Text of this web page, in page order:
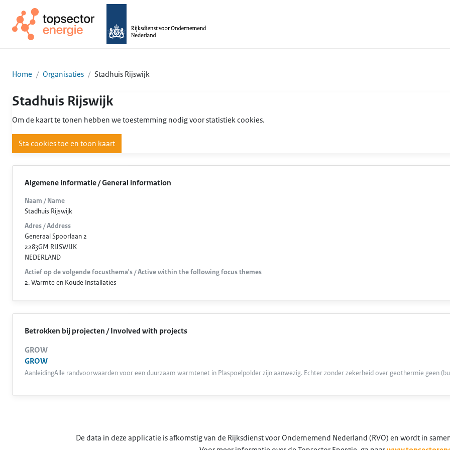
Home Organisaties Stadhuis Rijswijk
Stadhuis Rijswijk
Om de kaart te tonen hebben we toestemming nodig voor statistiek cookies.
Sta cookies toe en toon kaart
Algemene informatie / General information
Naam / Name
Stadhuis Rijswijk
Adres / Address
Generaal Spoorlaan 2
2283GM RIJSWIJK
NEDERLAND
Actief op de volgende focusthema's / Active within the following focus themes
2. Warmte en Koude Installaties
Betrokken bij projecten / Involved with projects
GROW
GROW
AanleidingAlle randvoorwaarden voor een duurzaam warmtenet in Plaspoelpolder zijn aanwezig. Echter zonder zekerheid over geothermie geen
De data in deze applicatie is afkomstig van de Rijksdienst voor Ondernemend Nederland (RVO) en wordt in